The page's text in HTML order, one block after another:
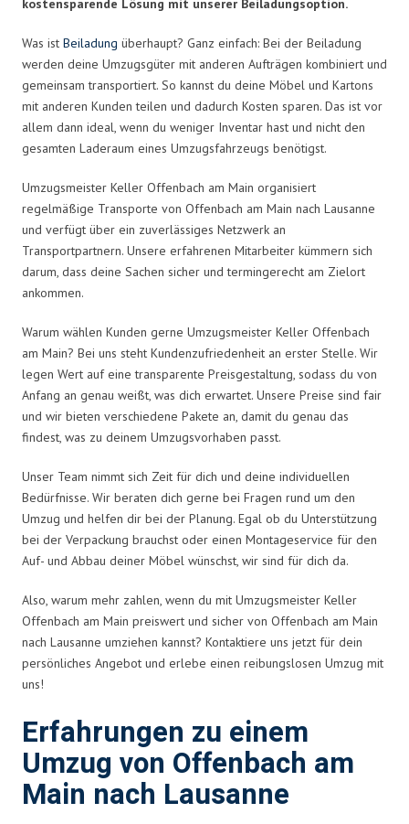
kostensparende Lösung mit unserer Beiladungsoption.
Was ist Beiladung überhaupt? Ganz einfach: Bei der Beiladung
werden deine Umzugsgüter mit anderen Aufträgen kombiniert und
gemeinsam transportiert. So kannst du deine Möbel und Kartons
mit anderen Kunden teilen und dadurch Kosten sparen. Das ist vor
allem dann ideal, wenn du weniger Inventar hast und nicht den
gesamten Laderaum eines Umzugsfahrzeugs benötigst.
Umzugsmeister Keller Offenbach am Main organisiert
regelmäßige Transporte von Offenbach am Main nach Lausanne
und verfügt über ein zuverlässiges Netzwerk an
Transportpartnern. Unsere erfahrenen Mitarbeiter kümmern sich
darum, dass deine Sachen sicher und termingerecht am Zielort
ankommen.
Warum wählen Kunden gerne Umzugsmeister Keller Offenbach
am Main? Bei uns steht Kundenzufriedenheit an erster Stelle. Wir
legen Wert auf eine transparente Preisgestaltung, sodass du von
Anfang an genau weißt, was dich erwartet. Unsere Preise sind fair
und wir bieten verschiedene Pakete an, damit du genau das
findest, was zu deinem Umzugsvorhaben passt.
Unser Team nimmt sich Zeit für dich und deine individuellen
Bedürfnisse. Wir beraten dich gerne bei Fragen rund um den
Umzug und helfen dir bei der Planung. Egal ob du Unterstützung
bei der Verpackung brauchst oder einen Montageservice für den
Auf- und Abbau deiner Möbel wünschst, wir sind für dich da.
Also, warum mehr zahlen, wenn du mit Umzugsmeister Keller
Offenbach am Main preiswert und sicher von Offenbach am Main
nach Lausanne umziehen kannst? Kontaktiere uns jetzt für dein
persönliches Angebot und erlebe einen reibungslosen Umzug mit
uns!
Erfahrungen zu einem
Umzug von Offenbach am
Main nach Lausanne